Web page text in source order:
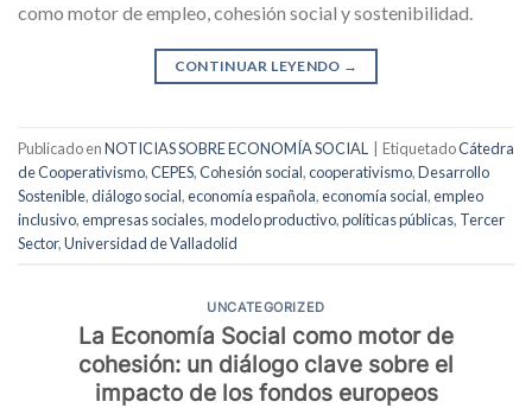
como motor de empleo, cohesión social y sostenibilidad.
CONTINUAR LEYENDO →
Publicado enNOTICIAS SOBRE ECONOMÍA SOCIAL EtiquetadoCátedra
de Cooperativismo,CEPES,Cohesión social,cooperativismo,Desarrollo
Sostenible,diálogo social,economía española,economía social,empleo
inclusivo,empresas sociales,modelo productivo,políticas públicas, Tercer
Sector,Universidad de Valladolid
UNCATEGORIZED
La Economía Social como motor de
cohesión: un diálogo clave sobre el
impacto de los fondos europeos